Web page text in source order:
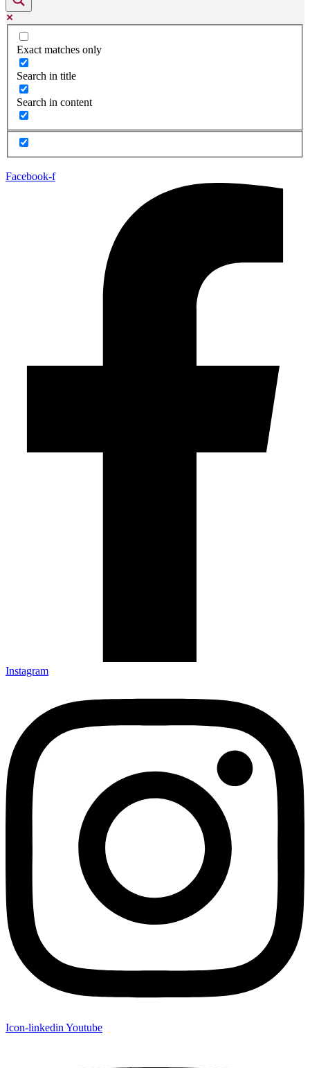
Exact matches only
Search in title
Search in content
Facebook-f
Instagram
Icon-linkedin Youtube